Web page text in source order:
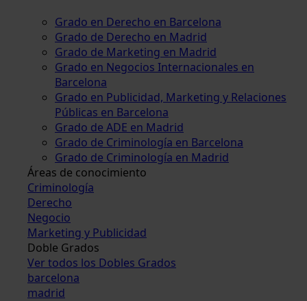
Grado en Derecho en Barcelona
Grado de Derecho en Madrid
Grado de Marketing en Madrid
Grado en Negocios Internacionales en
Barcelona
Grado en Publicidad, Marketing y Relaciones
Públicas en Barcelona
Grado de ADE en Madrid
Grado de Criminología en Barcelona
Grado de Criminología en Madrid
Áreas de conocimiento
Criminología
Derecho
Negocio
Marketing y Publicidad
Doble Grados
Ver todos los Dobles Grados
barcelona
madrid